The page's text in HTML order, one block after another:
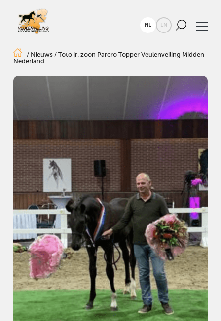
NL EN
/ Nieuws/ Toto jr. zoon Parero Topper Veulenveiling Midden-
Nederland